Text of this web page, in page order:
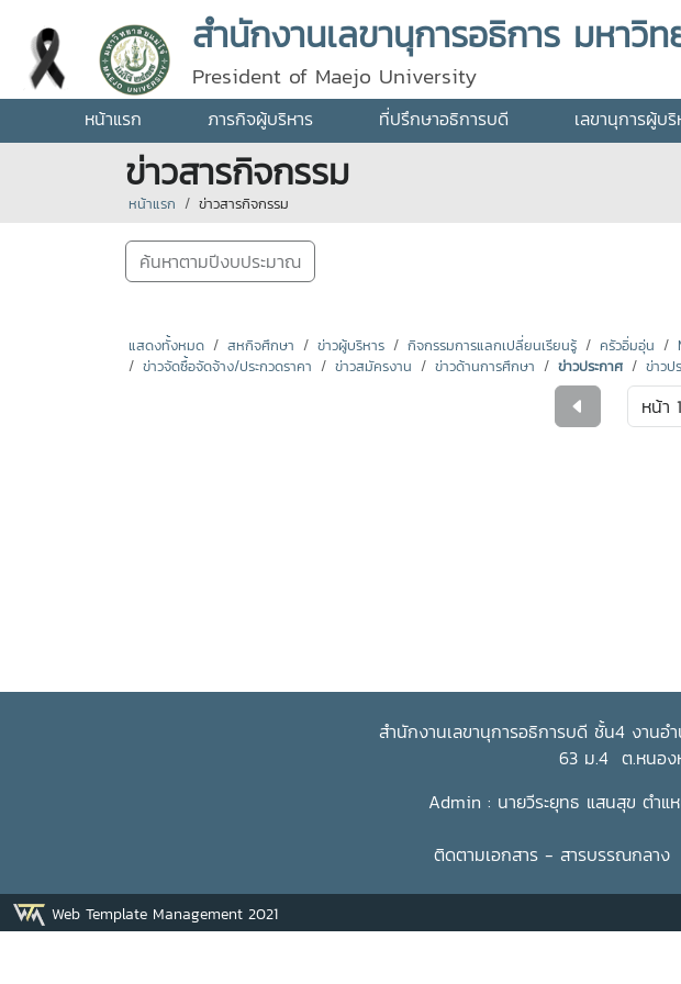
สำนักงานเลขานุการอธิการ มหาวิ
President of Maejo University
หน้าแรก ภารกิจผู้บริหาร ที่ปรึกษาอธิการบดี เลขานุการผู้บริ
ข่าวสารกิจกรรม
หน้าแรก ข่าวสารกิจกรรม
ค้นหาตามปีงบประมาณ
แสดงทั้งหมด สหกิจศึกษา ข่าวผู้บริหาร กิจกรรมการแลกเปลี่ยนเรียนรู้ ครัวอิ่มอุ่น
ข่าวจัดซื้อจัดจ้าง/ประกวดราคา
ข่าวสมัครงาน ข่าวด้านการศึกษา ข่าวประกาศ ข่าวป
สำนักงานเลขานุการอธิการบดี ชั้น4 งานอ
63 ม.4 ต.หนอง
Admin : นายวีระยุทธ แสนสุข ตำแ
ติดตามเอกสาร - สารบรรณกลา
Web Template Management 2021